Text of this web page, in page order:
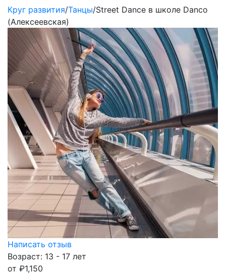
Круг развития/Танцы/Street Dance в школе Danco
(Алексеевская)
Написать отзыв
Возраст: 13 - 17 лет
от ₽1,150